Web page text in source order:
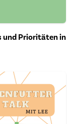
und Prioritäten in